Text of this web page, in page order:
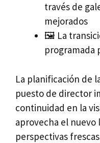
través de
mejorados
🖼 La
programada
La planificación de
puesto de director
continuidad en la
aprovecha el
perspectivas